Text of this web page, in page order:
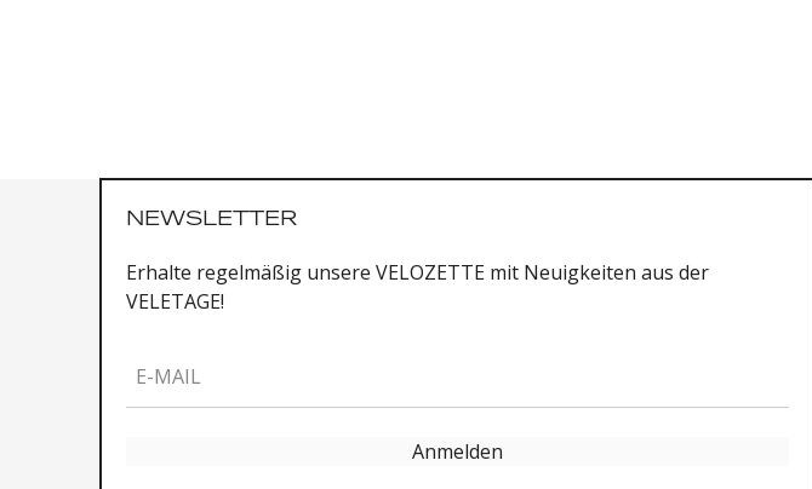
NEWSLETTER
Erhalte regelmäßig unsere VELOZETTE mit Neuigkeiten aus der
VELETAGE!
E-MAIL
Anmelden